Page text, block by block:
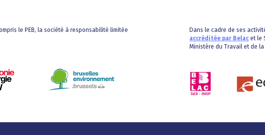
le PEB, la société à responsabilité limitée
Dans le cadre de ses
accréditée par Belac et le
Ministère du Travail et de la